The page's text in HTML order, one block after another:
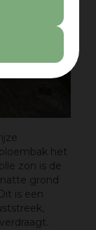
het
zon is de
grond
is een